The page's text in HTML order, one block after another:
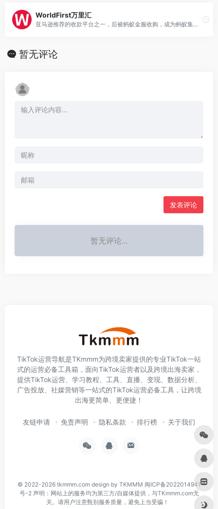
WorldFirst万里汇
亚马逊推荐的收款平台之一，后被蚂蚁金服收购，成为蚂蚁集团旗下子品牌
暂无评论
发表评论
暂无评论...
TikTok运营导航是TKmmm为跨境卖家提供的专业TikTok一站
式的运营必备工具箱，面向TikTok运营者以及跨境出海卖家，
提供TikTok运营、学习教程、工具、直播、变现、数据分析、
广告投放、社媒营销等一站式的TikTok运营必备工具，让跨境
出海更简单、更便捷！
友链申请 免责声明 隐私条款 排行榜 关于我们
© 2022-2026 tkmmm.comdesign by TKMMM 闽ICP备2022014941
号-2声明：网站上的服务均为第三方/自媒体提供，与TKmmm.com无
关。请用户注意甄别服务质量，避免上当受骗！